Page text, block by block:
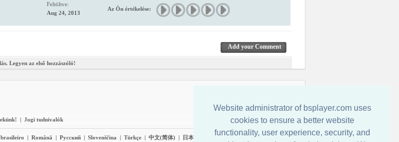
Website administrator of bsplayer.com uses
cookies to ensure a better website
functionality, user experience, security, and
Feltöltve:
Aug 24, 2013
Az Ön értékelése:
Add your Comment
Legyen az első hozzászóló!
| Jogi tudnivalók
| Română | Pyccĸий | Slovenščina | Türkçe | 中文(简体) | 日本語